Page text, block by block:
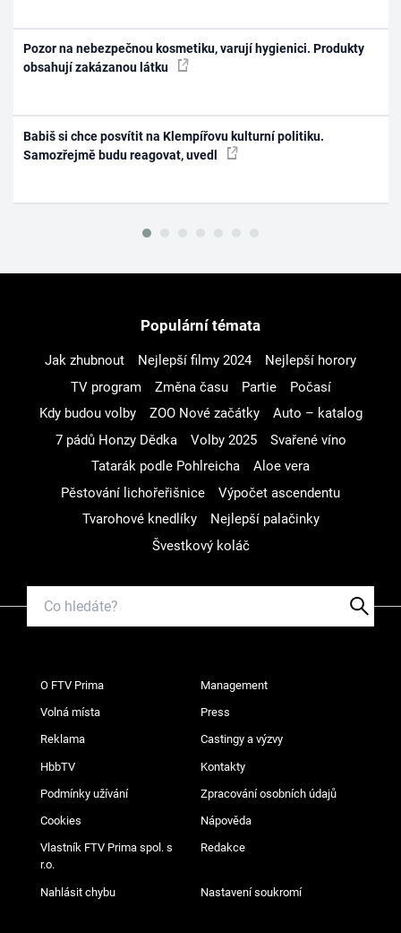
Pozor na nebezpečnou kosmetiku, varují hygienici. Produkty
obsahují zakázanou látku
Babiš si chce posvítit na Klempířovu kulturní politiku.
Samozřejmě budu reagovat, uvedl
Populární témata
Jak zhubnout Nejlepší filmy 2024
Nejlepší horory
TV program
Změna času Partie
Počasí
Kdy budou volby
ZOO Nové začátky
Auto – katalog
7 pádů Honzy Dědka
Volby 2025
Svařené víno
Tatarák podle Pohlreicha
Aloe vera
Pěstování lichořeřišnice
Výpočet ascendentu
Tvarohové knedlíky
Nejlepší palačinky
Švestkový koláč
O FTV Prima Management
Volná místa Press
Reklama Castingy a výzvy
HbbTV Kontakty
Podmínky užívání Zpracování osobních údajů
Cookies Nápověda
Vlastník FTV Prima spol. s
r.o.
Redakce
Nahlásit chybu Nastavení soukromí